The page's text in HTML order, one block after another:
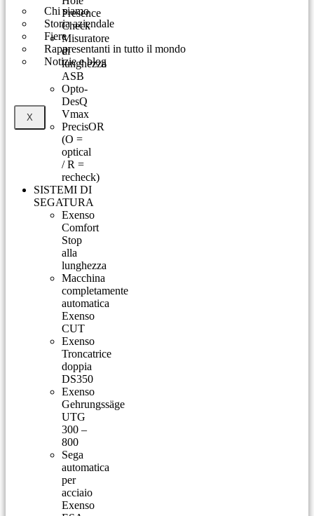
Chi siamo
Storia aziendale
Fiere
Rappresentanti in tutto il mondo
Notizie e blog
X
Presence
Check
Misuratore
di
lunghezza
ASB
Opto-
DesQ
Vmax
PrecisOR
(O =
optical
/ R =
recheck)
SISTEMI DI
SEGATURA
Exenso
Comfort
Stop
alla
lunghezza
Macchina
completamente
automatica
Exenso
CUT
Exenso
Troncatrice
doppia
DS350
Exenso
Gehrungssäge
UTG
300 –
800
Sega
automatica
per
acciaio
Exenso